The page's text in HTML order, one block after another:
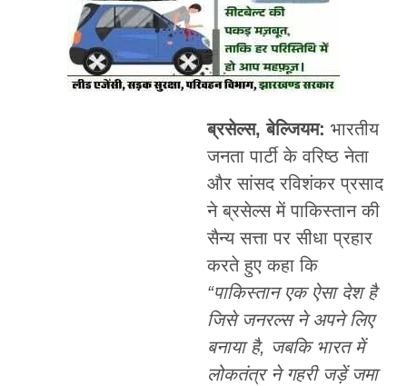
ब्रसेल्स, बेल्जियम: भारतीय
जनता पार्टी के वरिष्ठ नेता
और सांसद रविशंकर प्रसाद
ने ब्रसेल्स में पाकिस्तान की
सैन्य सत्ता पर सीधा प्रहार
करते हुए कहा कि
“पाकिस्तान एक ऐसा देश है
जिसे जनरल्स ने अपने लिए
बनाया है, जबकि भारत में
लोकतंत्र ने गहरी जड़ें जमा